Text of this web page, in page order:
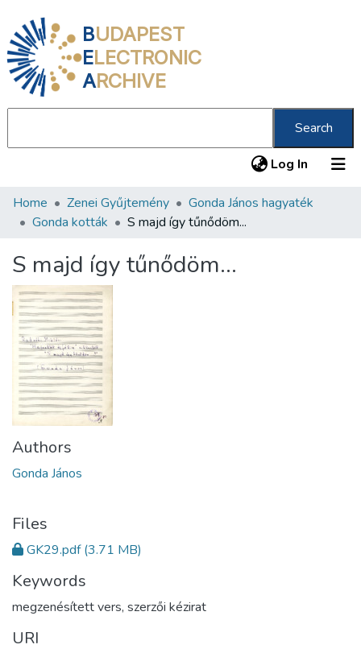
BUDAPEST
ELECTRONIC
ARCHIVE
Search
Log In (current)
Communities & Collections
Statistics
About us
Home Zenei Gyűjtemény
Gonda János hagyaték
Gonda kották
S majd így tűnődöm...
S majd így tűnődöm...
Authors
Gonda János
Files
GK29.pdf(3.71 MB)
Keywords
megzenésített vers, szerzői kézirat
URI